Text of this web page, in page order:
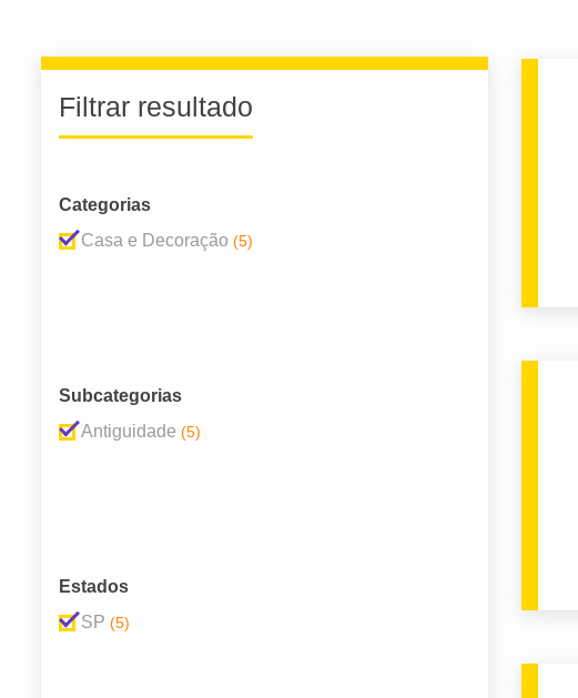
Filtrar resultado
Categorias
Casa e Decoração (5)
Subcategorias
Antiguidade (5)
Estados
SP (5)